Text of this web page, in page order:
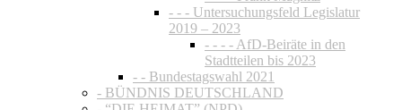
- - - Untersuchungsfeld Legislatur
2019 – 2023
- - - - AfD-Beiräte in den
Stadtteilen bis 2023
- - Bundestagswahl 2021
- BÜNDNIS DEUTSCHLAND